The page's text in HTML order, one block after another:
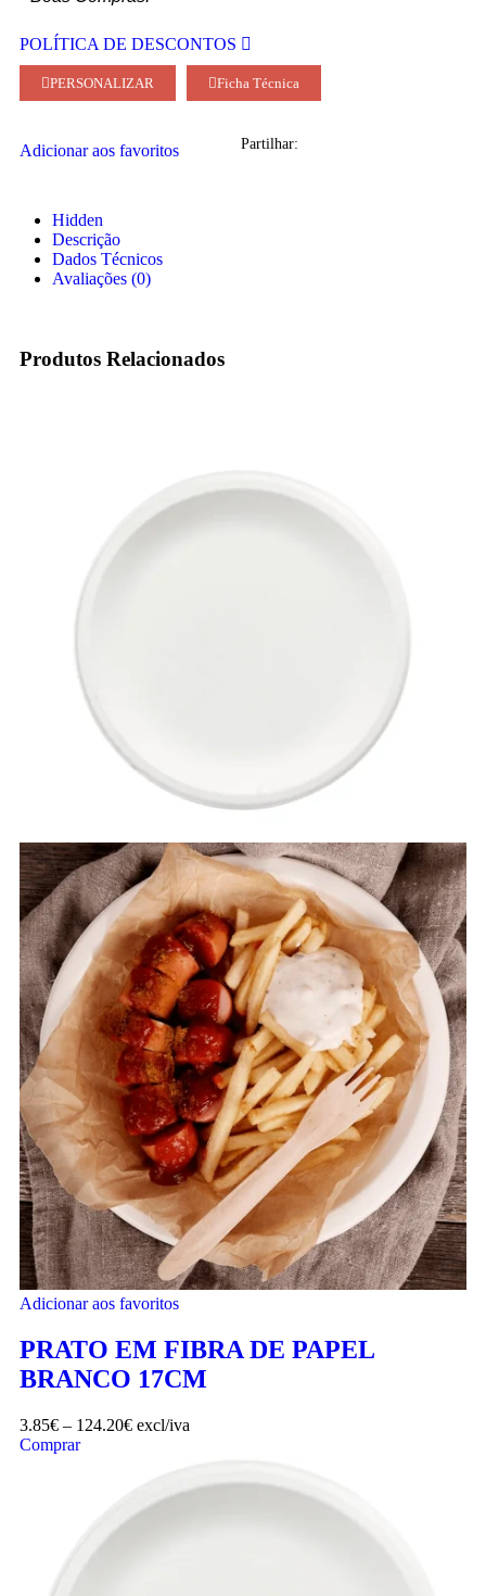
POLÍTICA DE DESCONTOS
PERSONALIZAR Ficha Técnica
Adicionar aos favoritos Partilhar:
Hidden
Descrição
Dados Técnicos
Avaliações (0)
Produtos Relacionados
Adicionar aos favoritos
PRATO EM FIBRA DE PAPEL
BRANCO 17CM
3.85€ – 124.20€ excl/iva
Comprar